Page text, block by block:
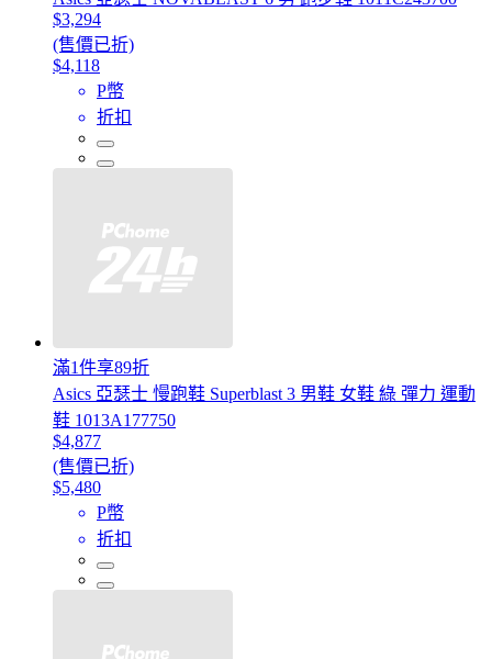
$3,294
(售價已折)
$4,118
P幣
折扣
滿1件享89折
Asics 亞瑟士 慢跑鞋 Superblast 3 男鞋 女鞋 綠 彈力 運動
鞋 1013A177750
$4,877
(售價已折)
$5,480
P幣
折扣